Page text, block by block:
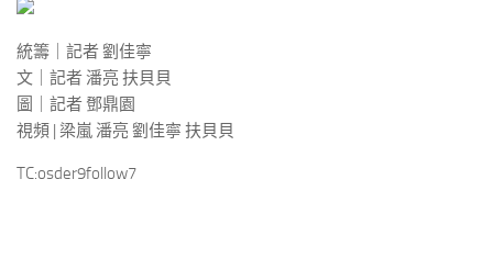
統籌｜記者 劉佳寧
文｜記者 潘亮 扶貝貝
圖｜記者 鄧鼎園
視頻 | 梁嵐 潘亮 劉佳寧 扶貝貝
TC:osder9follow7